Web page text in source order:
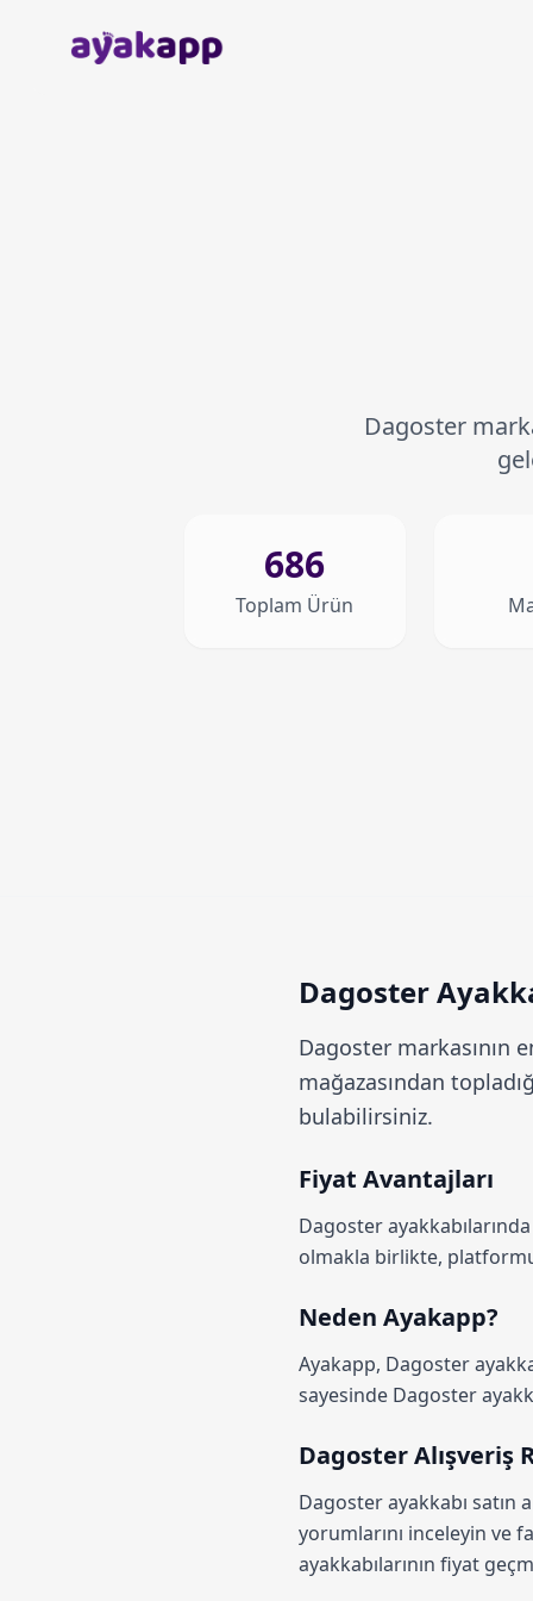
Anasayfa
Dagoster
686
Toplam Ürün
Dagoster
Dagoster markasının
mağazasından
bulabilirsiniz.
Fiyat Avantajları
Dagoster
olmakla birlikte,
Neden Ayakapp?
Ayakapp, Dagoster
sayesinde Dagoster
Dagoster Alışveriş
Dagoster ayakkabı
yorumlarını inceleyin ve
ayakkabılarının fiyat